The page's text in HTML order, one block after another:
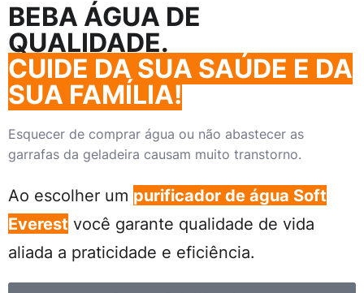
BEBA ÁGUA DE
QUALIDADE.
CUIDE DA SUA SAÚDE E DA
SUA FAMÍLIA!
Esquecer de comprar água ou não abastecer as
garrafas da geladeira causam muito transtorno.
Ao escolher um purificador de água Soft
Everest você garante qualidade de vida
aliada a praticidade e eficiência.